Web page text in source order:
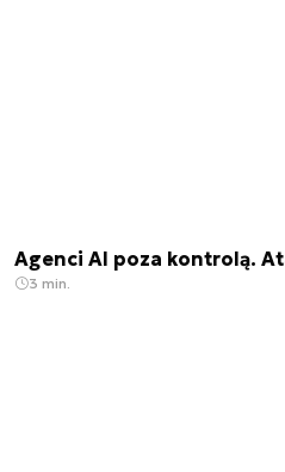
Agenci AI poza kontrolą.
3 min.